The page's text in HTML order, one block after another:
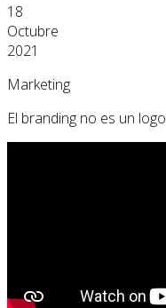
18
Octubre
2021
Marketing
El branding no es un logo